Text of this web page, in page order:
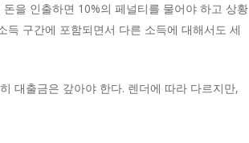
을 인출하면 10%의 페널티를 물어야 하고 상황
구간에 포함되면서 다른 소득에 대해서도 세
대출금은 갚아야 한다. 렌더에 따라 다르지만,